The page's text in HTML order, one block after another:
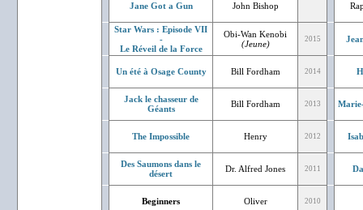
Jane Got a Gun John Bishop
Star Wars : Episode VII
-
Le Réveil de la Force
Obi-Wan Kenobi
(Jeune)
2015
Un été à Osage County Bill Fordham 2014
Jack le chasseur de
Géants
Bill Fordham 2013
The Impossible Henry 2012
Des Saumons dans le
désert
Dr. Alfred Jones 2011
Beginners Oliver 2010